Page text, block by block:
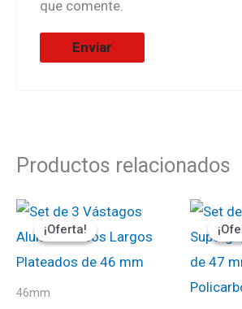
que comente.
Productos relacionados
¡Oferta!
¡Oferta!
46mm
El
precio
original
₡1500.
El
precio
actual
₡1350.
El